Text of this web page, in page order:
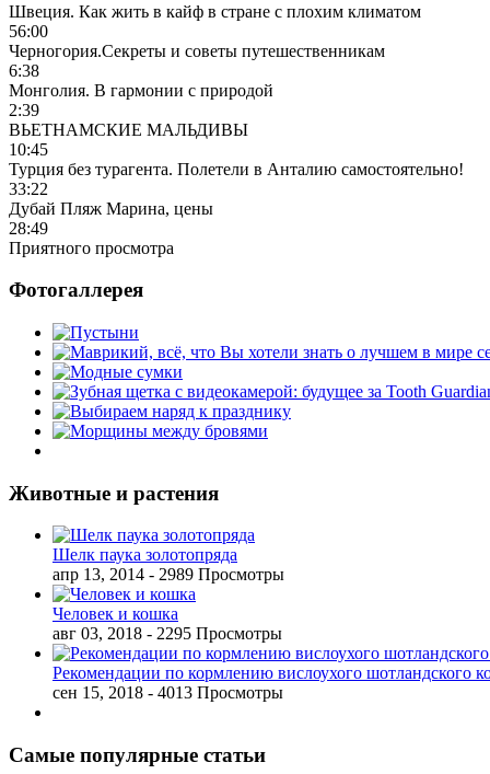
Швеция. Как жить в кайф в стране с плохим климатом
56:00
Черногория.Секреты и советы путешественникам
6:38
Монголия. В гармонии с природой
2:39
ВЬЕТНАМСКИЕ МАЛЬДИВЫ
10:45
Турция без турагента. Полетели в Анталию самостоятельно!
33:22
Дубай Пляж Марина, цены
28:49
Приятного просмотра
Фотогаллерея
Животные и растения
Шелк паука золотопряда
апр 13, 2014 - 2989 Просмотры
Человек и кошка
авг 03, 2018 - 2295 Просмотры
Рекомендации по кормлению вислоухого шотландского
сен 15, 2018 - 4013 Просмотры
Самые популярные статьи